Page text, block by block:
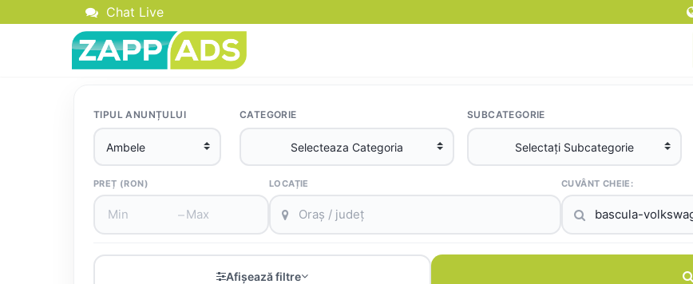
Chat Live
TIPUL ANUNȚULUI CATEGORIE SUBCATEGORIE
PREȚ (RON)
–
LOCAȚIE CUVÂNT CHEIE:
Afișează filtre